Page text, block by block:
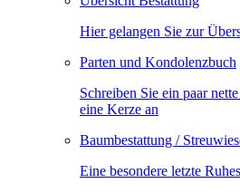
Hier gelangen Sie zur
Parten und Kondolenzbuch
Schreiben Sie ein paar
eine Kerze an
Baumbestattung /
Eine besondere letzte